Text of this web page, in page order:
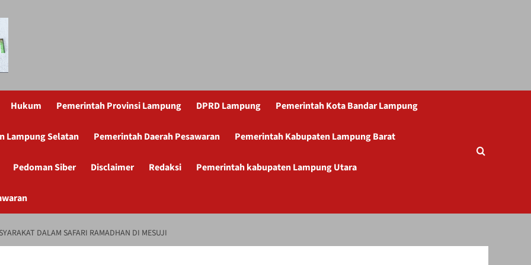
Hukum Pemerintah Provinsi Lampung DPRD Lampung Pemerintah Kota Bandar Lampung
Lampung Selatan Pemerintah Daerah Pesawaran Pemerintah Kabupaten Lampung Barat
Pedoman Siber Disclaimer Redaksi Pemerintah kabupaten Lampung Utara
DALAM SAFARI RAMADHAN DI MESUJI